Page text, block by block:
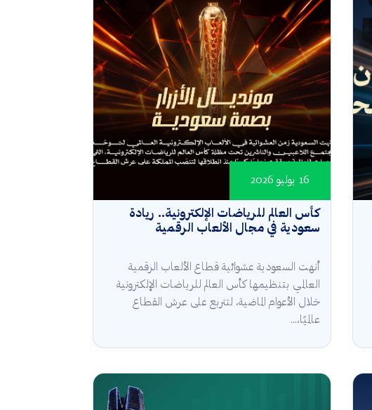
كأس العالم للرياضات الإلكترونية.. ريادة
سعودية في مجال الألعاب الرقمية
16 يوليو 2026
أنهت السعودية عشوائية قطاع الألعاب الرقمية
العالمي بتنظيمها كأس العالم للرياضات الإلكترونية
خلال الأعوام الماضية، لتتربع على عرش القطاع
عالميًا،...